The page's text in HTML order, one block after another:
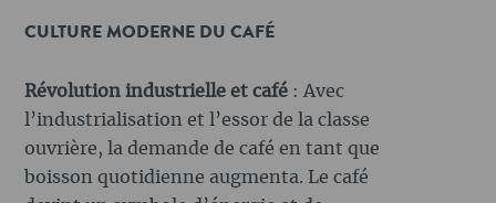
CULTURE MODERNE DU CAFÉ
Révolution industrielle et café : Avec
l’industrialisation et l’essor de la classe
ouvrière, la demande de café en tant que
boisson quotidienne augmenta. Le café